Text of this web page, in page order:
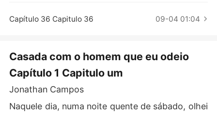
Letícia cresceu em um orfanato e hoje trabalha nele co
urge a proposta de um casamento de fachada com o ho
mem que ela despreza desde o primeiro encontro, Letíc
Unidos por obrigação, cercados por desconfiança e res
Capítulo 36 Capitulo 36 09-04 01:04
Casada com o homem que eu odeio
Capítulo 1 Capitulo um
Jonathan Campos
Naquele dia, numa noite quente de sábado, olhei